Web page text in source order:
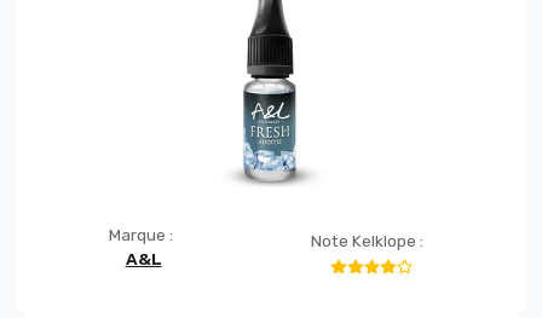
Marque :
A&L
Note Kelklope :